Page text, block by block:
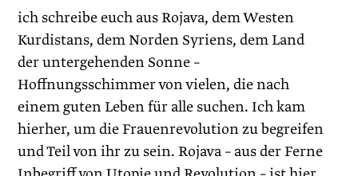
ich schreibe euch aus Rojava, dem Westen
Kurdistans, dem Norden Syriens, dem Land
der untergehenden Sonne –
Hoffnungsschimmer von vielen, die nach
einem guten Leben für alle suchen. Ich kam
hierher, um die Frauenrevolution zu begreifen
und Teil von ihr zu sein. Rojava – aus der Ferne